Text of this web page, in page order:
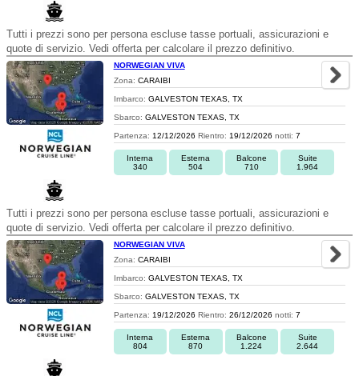
Tutti i prezzi sono per persona escluse tasse portuali, assicurazioni e
quote di servizio. Vedi offerta per calcolare il prezzo definitivo.
NORWEGIAN VIVA
Zona: CARAIBI
Imbarco: GALVESTON TEXAS, TX
Sbarco: GALVESTON TEXAS, TX
Partenza: 12/12/2026 Rientro: 19/12/2026 notti: 7
Interna
340
Esterna
504
Balcone
710
Suite
1.964
Tutti i prezzi sono per persona escluse tasse portuali, assicurazioni e
quote di servizio. Vedi offerta per calcolare il prezzo definitivo.
NORWEGIAN VIVA
Zona: CARAIBI
Imbarco: GALVESTON TEXAS, TX
Sbarco: GALVESTON TEXAS, TX
Partenza: 19/12/2026 Rientro: 26/12/2026 notti: 7
Interna
804
Esterna
870
Balcone
1.224
Suite
2.644